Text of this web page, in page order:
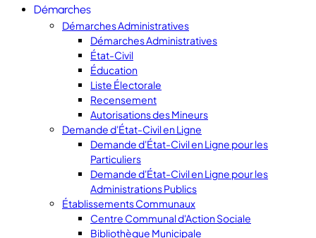
Démarches
Démarches Administratives
Démarches Administratives
État-Civil
Éducation
Liste Électorale
Recensement
Autorisations des Mineurs
Demande d'État-Civil en Ligne
Demande d'État-Civil en Ligne pour les
Particuliers
Demande d'État-Civil en Ligne pour les
Administrations Publics
Établissements Communaux
Centre Communal d'Action Sociale
Bibliothèque Municipale